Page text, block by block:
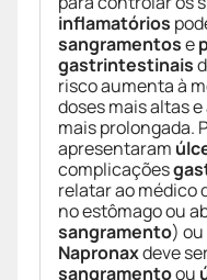
inflamatórios
sangramentose
gastrintestinais
risco aumenta à
doses mais altas
mais prolongada.
apresentaram
complicações
relatar ao médico
no estômago ou
sangramento)
Napronaxdeve
sangramentoou